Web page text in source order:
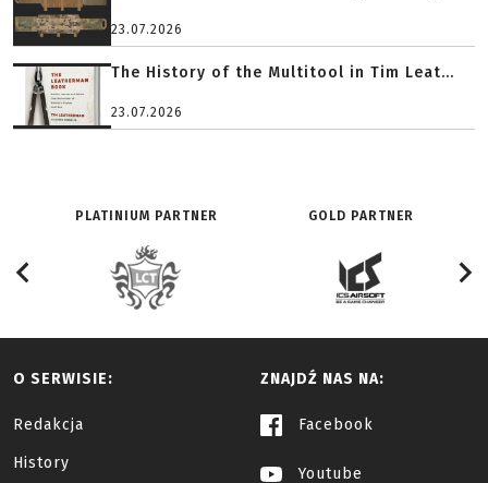
23.07.2026
The History of the Multitool in Tim Leat...
23.07.2026
PLATINIUM PARTNER GOLD PARTNER
O SERWISIE:
Redakcja
History
ZNAJDŹ NAS NA:
Facebook
Youtube